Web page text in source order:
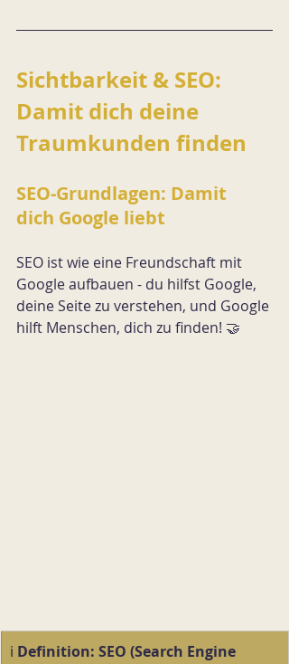
Sichtbarkeit & SEO:
Damit dich deine
Traumkunden finden
SEO-Grundlagen: Damit
dich Google liebt
SEO ist wie eine Freundschaft mit
Google aufbauen - du hilfst Google,
deine Seite zu verstehen, und Google
hilft Menschen, dich zu finden! 🤝
ℹ️ Definition: SEO (Search Engine